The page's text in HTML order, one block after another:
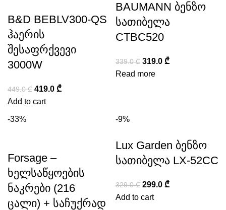
B&D BEBLV300-QS
ჰაერის
შესაფრქვევი
3000W
449.0₾ 419.0 ₾
Add to cart
BAUMANN ბენზო
სათიბელა
CTBC520
339.0₾ 319.0 ₾
Read more
-33%
Forsage –
ხელსაწყოების
ნაკრები (216
ცალი) + საჩუქრად
-9%
Lux Garden ბენზო
სათიბელა LX-52CC
329.0₾ 299.0 ₾
Add to cart